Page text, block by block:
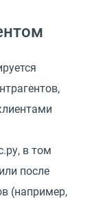
в том
после
(например,